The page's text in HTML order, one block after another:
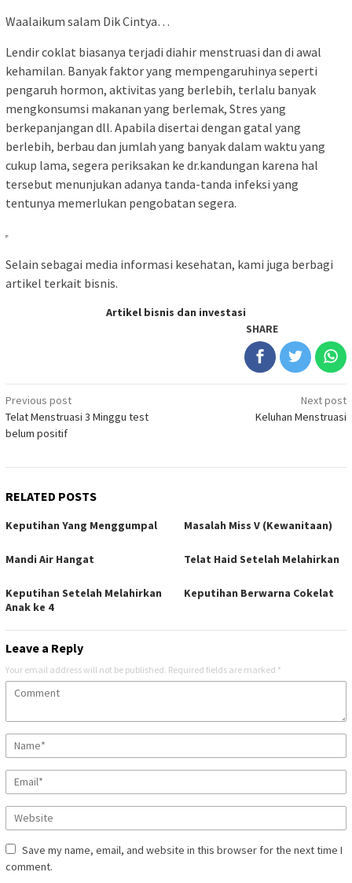
Waalaikum salam Dik Cintya…
Lendir coklat biasanya terjadi diahir menstruasi dan di awal
kehamilan. Banyak faktor yang mempengaruhinya seperti
pengaruh hormon, aktivitas yang berlebih, terlalu banyak
mengkonsumsi makanan yang berlemak, Stres yang
berkepanjangan dll. Apabila disertai dengan gatal yang
berlebih, berbau dan jumlah yang banyak dalam waktu yang
cukup lama, segera periksakan ke dr.kandungan karena hal
tersebut menunjukan adanya tanda-tanda infeksi yang
tentunya memerlukan pengobatan segera.
Selain sebagai media informasi kesehatan, kami juga berbagi
artikel terkait bisnis.
Artikel bisnis dan investasi
SHARE
Post
navigation
Previous post
Telat Menstruasi 3 Minggu test
belum positif
Next post
Keluhan Menstruasi
RELATED POSTS
Keputihan Yang Menggumpal Masalah Miss V (Kewanitaan)
Mandi Air Hangat Telat Haid Setelah Melahirkan
Keputihan Setelah Melahirkan
Anak ke 4
Keputihan Berwarna Cokelat
Leave a Reply
Your email address will not be published. Required fields are marked *
Save my name, email, and website in this browser for the next time I
comment.